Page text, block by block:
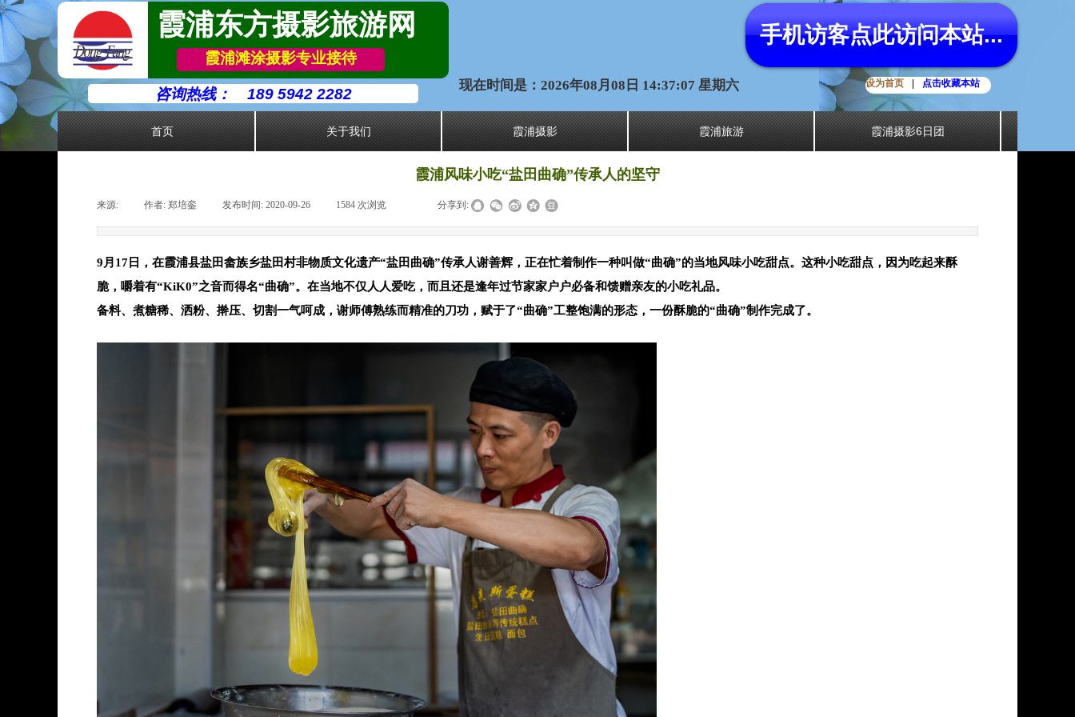
咨询热线： 189 5942 2282
现在时间是：2026年08月08日 14:37:07 星期六 设为首页 点击收藏本站
首页 关于我们 霞浦摄影 霞浦旅游 霞浦摄影6日团
霞浦滩涂摄影专业接待
霞浦东方摄影旅游网 手机访客点此访问本站...
霞浦风味小吃“盐田曲确”传承人的坚守
来源: 作者: 郑培銮 发布时间: 2020-09-26 1584 次浏览 分享到:
9月17日，在霞浦县盐田畲族乡盐田村非物质文化遗产“盐田曲确”传承人谢善辉，正在忙着制作一种叫做“曲确”的当地风味小吃甜点。这种小吃甜点，因为吃起来酥
脆，嚼着有“KiK0”之音而得名“曲确”。在当地不仅人人爱吃，而且还是逢年过节家家户户必备和馈赠亲友的小吃礼品。
备料、煮糖稀、洒粉、擀压、切割一气呵成，谢师傅熟练而精准的刀功，赋于了“曲确”工整饱满的形态，一份酥脆的“曲确”制作完成了。